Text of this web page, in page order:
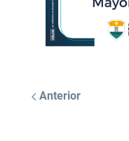
Anterior